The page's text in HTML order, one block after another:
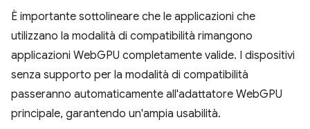
È importante sottolineare che le applicazioni che
utilizzano la modalità di compatibilità rimangono
applicazioni WebGPU completamente valide. I dispositivi
senza supporto per la modalità di compatibilità
passeranno automaticamente all'adattatore WebGPU
principale, garantendo un'ampia usabilità.